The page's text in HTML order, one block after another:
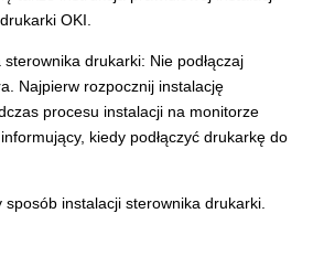
OKI.
sterownika drukarki: Nie podłączaj
Najpierw rozpocznij instalację
procesu instalacji na monitorze
kiedy podłączyć drukarkę do
sposób instalacji sterownika drukarki.